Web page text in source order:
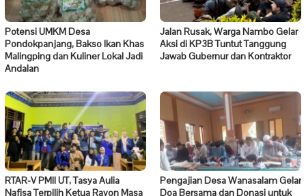
Potensi UMKM Desa
Pondokpanjang, Bakso Ikan Khas
Malingping dan Kuliner Lokal Jadi
Andalan
Jalan Rusak, Warga Nambo Gelar
Aksi di KP3B Tuntut Tanggung
Jawab Gubernur dan Kontraktor
RTAR-V PMII UT, Tasya Aulia
Nafisa Terpilih Ketua Rayon Masa
Pengajian Desa Wanasalam Gelar
Doa Bersama dan Donasi untuk